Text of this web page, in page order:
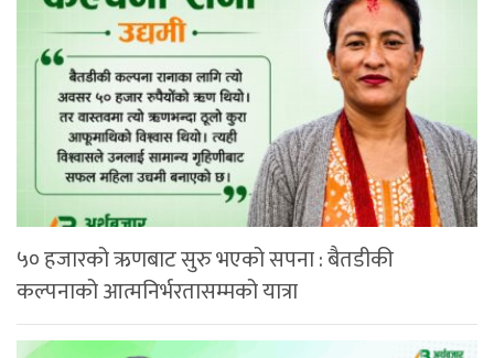
५० हजारको ऋणबाट सुरु भएको सपना : बैतडीकी
कल्पनाको आत्मनिर्भरतासम्मको यात्रा